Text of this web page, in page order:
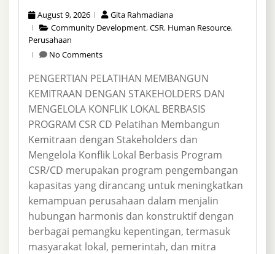
August 9, 2026
Gita Rahmadiana
Community Development,CSR, Human Resource,
Perusahaan
No Comments
PENGERTIAN PELATIHAN MEMBANGUN
KEMITRAAN DENGAN STAKEHOLDERS DAN
MENGELOLA KONFLIK LOKAL BERBASIS
PROGRAM CSR CD Pelatihan Membangun
Kemitraan dengan Stakeholders dan
Mengelola Konflik Lokal Berbasis Program
CSR/CD merupakan program pengembangan
kapasitas yang dirancang untuk meningkatkan
kemampuan perusahaan dalam menjalin
hubungan harmonis dan konstruktif dengan
berbagai pemangku kepentingan, termasuk
masyarakat lokal, pemerintah, dan mitra